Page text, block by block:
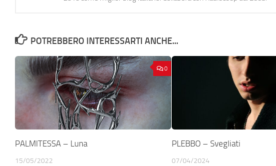
POTREBBERO INTERESSARTI ANCHE...
0
PALMITESSA – Luna
15/05/2022
PLEBBO – Svegliati
07/04/2024